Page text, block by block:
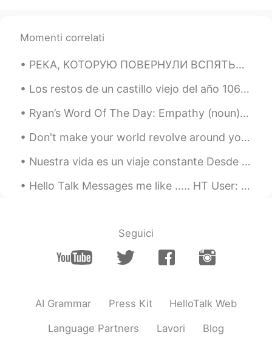
Momenti correlati
РЕКА, КОТОРУЮ ПОВЕРНУЛИ ВСПЯТЬ…⁠⠀ THE RIVER THAT FLOWS BACKWARDS…⁠⠀ ⁠⠀ Я узнала много интересного...
Los restos de un castillo viejo del año 1066. Y también el lugar donde las ultimas personas ejecu...
Ryan’s Word Of The Day: Empathy (noun) Meaning: to have sympathy/understanding towards others E...
Don't make your world revolve around your phone, feed yourself new things to learn and always loo...
Nuestra vida es un viaje constante Desde el nacimiento hasta la muerte, los paisajes cambian, se ...
Hello Talk Messages me like ..... HT User: 👋🏽 Me: 👋🏽 HT User: hi Me: hi HT User: how are you? ...
Seguici
AI Grammar Press Kit HelloTalk Web
Language Partners Lavori Blog